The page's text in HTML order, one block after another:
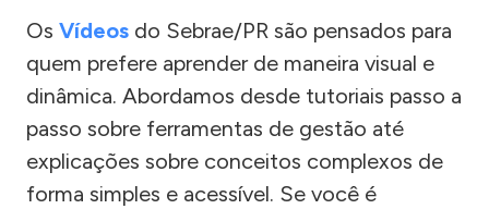
Os Vídeos do Sebrae/PR são pensados para
quem prefere aprender de maneira visual e
dinâmica. Abordamos desde tutoriais passo a
passo sobre ferramentas de gestão até
explicações sobre conceitos complexos de
forma simples e acessível. Se você é